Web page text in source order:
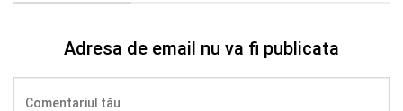
Adresa de email nu va fi publicata